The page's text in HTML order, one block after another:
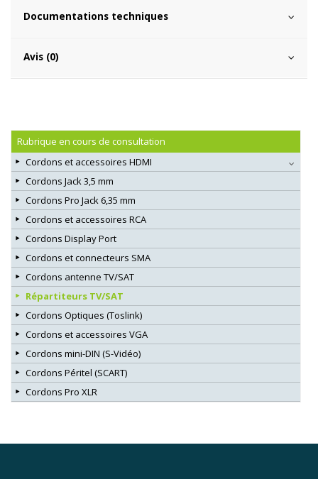
Documentations techniques
Avis (0)
Rubrique en cours de consultation
Cordons et accessoires HDMI
Cordons Jack 3,5 mm
Cordons Pro Jack 6,35 mm
Cordons et accessoires RCA
Cordons Display Port
Cordons et connecteurs SMA
Cordons antenne TV/SAT
Répartiteurs TV/SAT
Cordons Optiques (Toslink)
Cordons et accessoires VGA
Cordons mini-DIN (S-Vidéo)
Cordons Péritel (SCART)
Cordons Pro XLR